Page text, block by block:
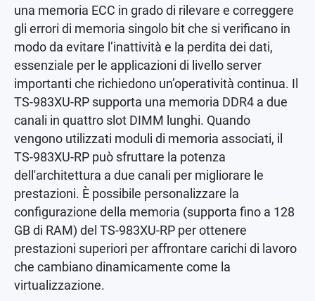
una memoria ECC in grado di rilevare e correggere
gli errori di memoria singolo bit che si verificano in
modo da evitare l’inattività e la perdita dei dati,
essenziale per le applicazioni di livello server
importanti che richiedono un’operatività continua. Il
TS-983XU-RP supporta una memoria DDR4 a due
canali in quattro slot DIMM lunghi. Quando
vengono utilizzati moduli di memoria associati, il
TS-983XU-RP può sfruttare la potenza
dell'architettura a due canali per migliorare le
prestazioni. È possibile personalizzare la
configurazione della memoria (supporta fino a 128
GB di RAM) del TS-983XU-RP per ottenere
prestazioni superiori per affrontare carichi di lavoro
che cambiano dinamicamente come la
virtualizzazione.